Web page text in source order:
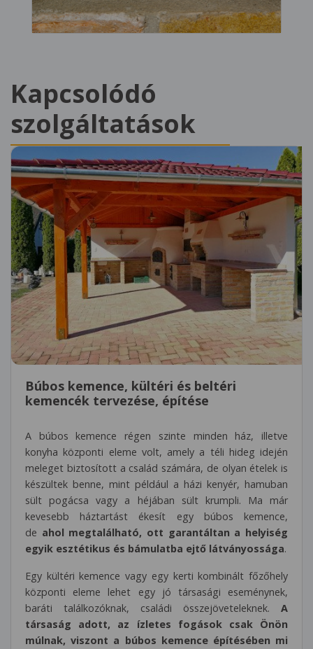
Kapcsolódó
szolgáltatások
Búbos kemence, kültéri és beltéri
kemencék tervezése, építése
A búbos kemence régen szinte minden ház, illetve
konyha központi eleme volt, amely a téli hideg idején
meleget biztosított a család számára, de olyan ételek is
készültek benne, mint például a házi kenyér, hamuban
sült pogácsa vagy a héjában sült krumpli. Ma már
kevesebb háztartást ékesít egy búbos kemence,
de ahol megtalálható, ott garantáltan a helyiség
egyik esztétikus és bámulatba ejtő látványossága.
Egy kültéri kemence vagy egy kerti kombinált főzőhely
központi eleme lehet egy jó társasági eseménynek,
baráti találkozóknak, családi összejöveteleknek. A
társaság adott, az ízletes fogások csak Önön
múlnak, viszont a búbos kemence építésében mi